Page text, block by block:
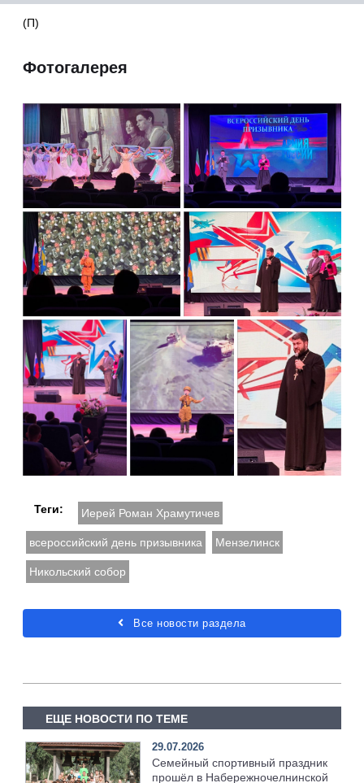
(П)
Фотогалерея
Теги: Иерей Роман Храмутичев
всероссийский день призывника Мензелинск
Никольский собор
Все новости раздела
ЕЩЕ НОВОСТИ ПО ТЕМЕ
29.07.2026
Семейный спортивный праздник
прошёл в Набережночелнинской